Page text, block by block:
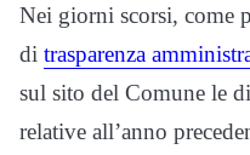
Nei giorni scorsi, come
di trasparenza
sul sito del Comune le
relative all’anno